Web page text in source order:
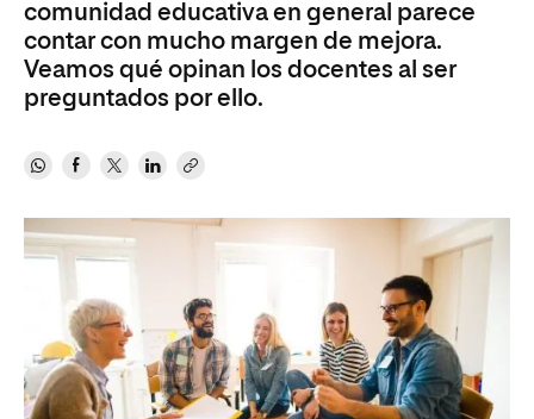
comunidad educativa en general parece
contar con mucho margen de mejora.
Veamos qué opinan los docentes al ser
preguntados por ello.